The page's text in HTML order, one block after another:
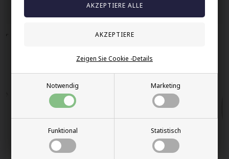
Notwendig Marketing
Funktional Statistisch
Zeigen Sie Cookie -Details
Andere auch gekauft